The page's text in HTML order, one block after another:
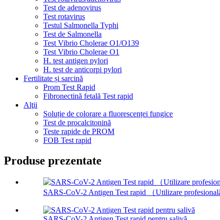
Test de adenovirus
Test rotavirus
Testul Salmonella Typhi
Test de Salmonella
Test Vibrio Cholerae O1/O139
Test Vibrio Cholerae O1
H. test antigen pylori
H. test de anticorpi pylori
Fertilitate și sarcină
Prom Test Rapid
Fibronectină fetală Test rapid
Alţii
Soluție de colorare a fluorescenței fungice
Test de procalcitonină
Teste rapide de PROM
FOB Test rapid
Produse prezentate
SARS-CoV-2 Antigen Test rapid （Utilizare